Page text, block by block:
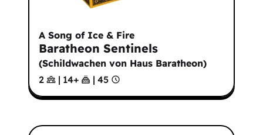
A Song of Ice & Fire
Baratheon Sentinels
(Schildwachen von Haus Baratheon)
2
| 14+ | 45